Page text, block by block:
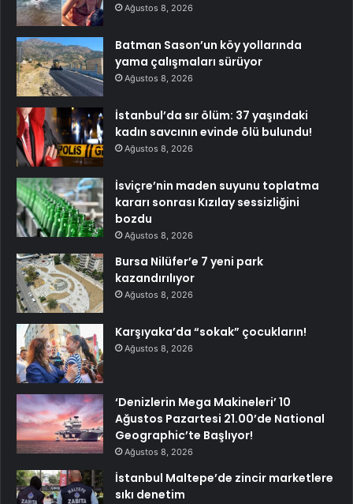
Ağustos 8, 2026
Batman Sason’un köy yollarında
yama çalışmaları sürüyor
Ağustos 8, 2026
İstanbul’da sır ölüm: 37 yaşındaki
kadın savcının evinde ölü bulundu!
Ağustos 8, 2026
İsviçre’nin maden suyunu toplatma
kararı sonrası Kızılay sessizliğini
bozdu
Ağustos 8, 2026
Bursa Nilüfer’e 7 yeni park
kazandırılıyor
Ağustos 8, 2026
Karşıyaka’da “sokak” çocukların!
Ağustos 8, 2026
‘Denizlerin Mega Makineleri’ 10
Ağustos Pazartesi 21.00’de National
Geographic’te Başlıyor!
Ağustos 8, 2026
İstanbul Maltepe’de zincir marketlere
sıkı denetim